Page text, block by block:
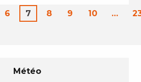
6 7 8 9 10 …
Météo